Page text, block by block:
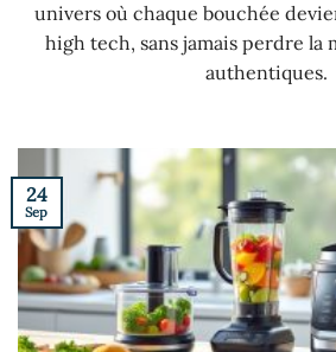
univers où chaque bouchée
high tech, sans jamais perdre la
authentiques.
24
Sep